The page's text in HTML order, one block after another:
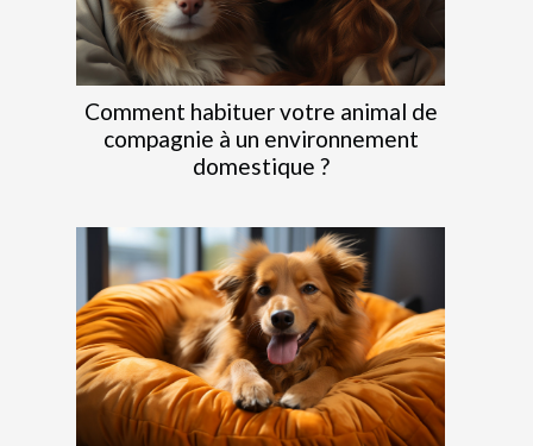
Comment habituer votre animal de
compagnie à un environnement
domestique ?